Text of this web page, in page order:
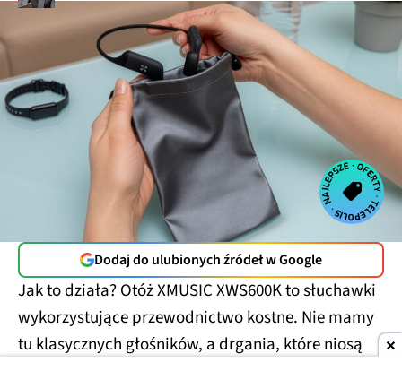
Dodaj do ulubionych źródeł w Google
Jak to działa? Otóż XMUSIC XWS600K to słuchawki
wykorzystujące przewodnictwo kostne. Nie mamy
tu klasycznych głośników, a drgania, które niosą